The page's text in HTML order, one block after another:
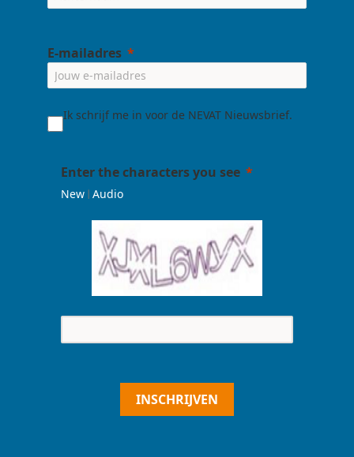
E-mailadres
Ik schrijf me in voor de NEVAT Nieuwsbrief.
Enter the characters you see
New | Audio
INSCHRIJVEN